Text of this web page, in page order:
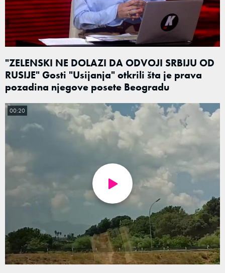
"ZELENSKI NE DOLAZI DA ODVOJI SRBIJU OD
RUSIJE" Gosti "Usijanja" otkrili šta je prava
pozadina njegove posete Beogradu
00:20